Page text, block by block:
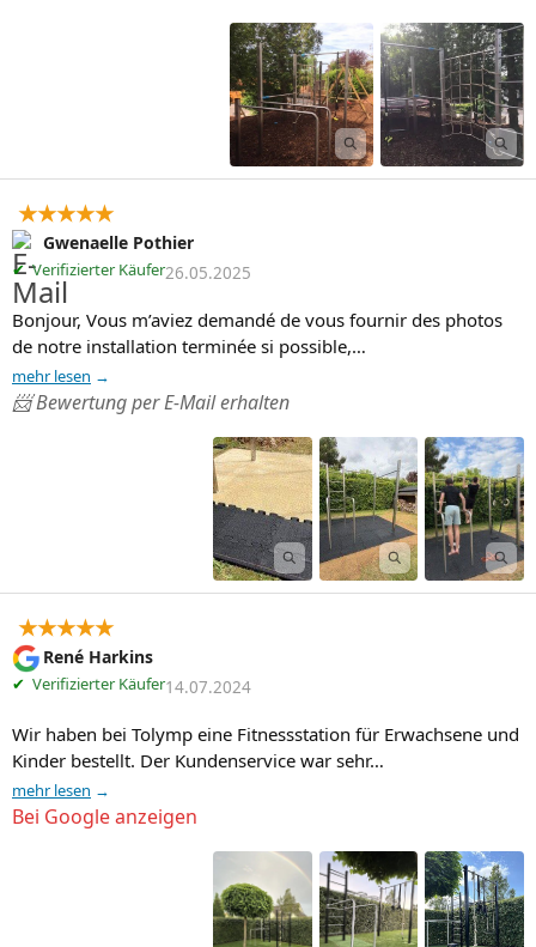
★★★★★
Gwenaelle Pothier
✔Verifizierter Käufer26.05.2025
Bonjour, Vous m’aviez demandé de vous fournir des photos
de notre installation terminée si possible,…
mehr lesen
📨 Bewertung per E-Mail erhalten
★★★★★
René Harkins
✔ Verifizierter Käufer14.07.2024
Wir haben bei Tolymp eine Fitnessstation für Erwachsene und
Kinder bestellt. Der Kundenservice war sehr…
mehr lesen
Bei Google anzeigen